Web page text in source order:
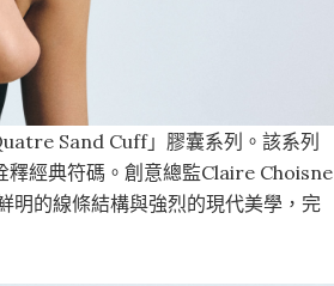
Sand Cuff」膠囊系列。該系列
經典符碼。創意總監Claire Choisne
明的線條結構與強烈的現代美學，完